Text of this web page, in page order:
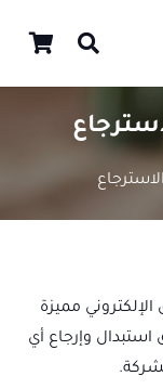
مميزة
وإرجاع أي